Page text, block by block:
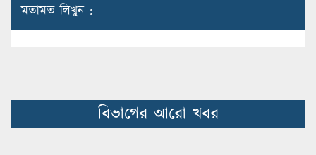
মতামত লিখুন :
বিভাগের আরো খবর